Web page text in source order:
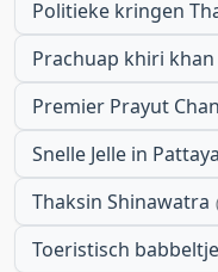
Politieke kringen
Prachuap khiri khan
Premier Prayut
Snelle Jelle in Pattaya
Thaksin Shinawatra
Toeristisch